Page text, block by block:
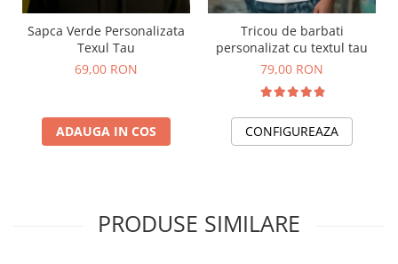
Sapca Verde Personalizata
Texul Tau
69,00 RON
ADAUGA IN COS
Tricou de barbati
personalizat cu textul tau
79,00 RON
CONFIGUREAZA
PRODUSE SIMILARE